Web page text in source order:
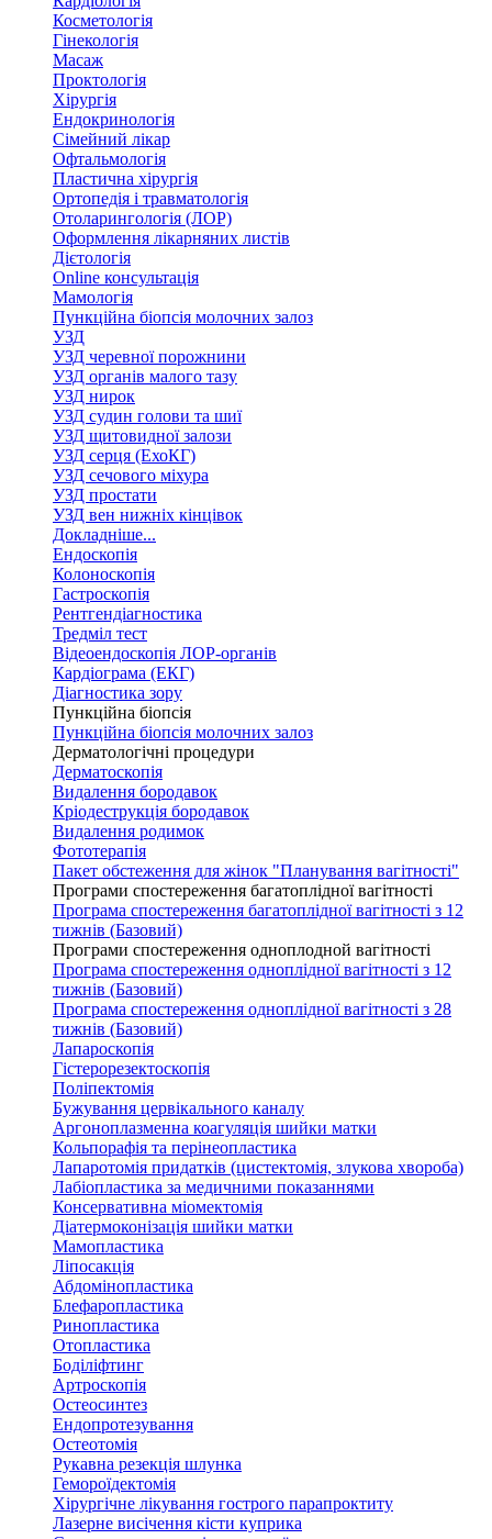
Косметологія
Гінекологія
Масаж
Проктологія
Хірургія
Ендокринологія
Сімейний лікар
Офтальмологія
Пластична хірургія
Ортопедія і травматологія
Отоларингологія (ЛОР)
Оформлення лікарняних листів
Дієтологія
Online консультація
Мамологія
Пункційна біопсія молочних залоз
УЗД
УЗД черевної порожнини
УЗД органів малого тазу
УЗД нирок
УЗД судин голови та шиї
УЗД щитовидної залози
УЗД серця (ЕхоКГ)
УЗД сечового міхура
УЗД простати
УЗД вен нижніх кінцівок
Докладніше...
Ендоскопія
Колоноскопія
Гастроскопія
Рентгендіагностика
Тредміл тест
Відеоендоскопія ЛОР-органів
Кардіограма (ЕКГ)
Діагностика зору
Пункційна біопсія
Пункційна біопсія молочних залоз
Дерматологічні процедури
Дерматоскопія
Видалення бородавок
Кріодеструкція бородавок
Видалення родимок
Фототерапія
Пакет обстеження для жінок "Планування вагітності"
Програми спостереження багатоплідної вагітності
Програма спостереження багатоплідної вагітності з 12
тижнів (Базовий)
Програми спостереження одноплодной вагітності
Програма спостереження одноплідної вагітності з 12
тижнів (Базовий)
Програма спостереження одноплідної вагітності з 28
тижнів (Базовий)
Лапароскопія
Гістерорезектоскопія
Поліпектомія
Бужування цервікального каналу
Аргоноплазменна коагуляція шийки матки
Кольпорафія та перінеопластика
Лапаротомія придатків (цистектомія, злукова хвороба)
Лабіопластика за медичними показаннями
Консервативна міомектомія
Діатермоконізація шийки матки
Мамопластика
Ліпосакція
Абдомінопластика
Блефаропластика
Ринопластика
Отопластика
Боділіфтинг
Артроскопія
Остеосинтез
Ендопротезування
Остеотомія
Рукавна резекція шлунка
Гемороїдектомія
Хірургічне лікування гострого парапроктиту
Лазерне висічення кісти куприка